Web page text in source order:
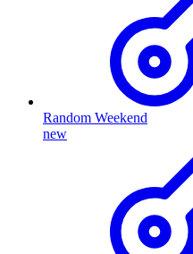
Random Weekend
new